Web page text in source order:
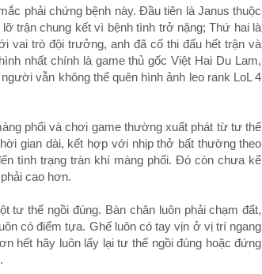
phải chứng bệnh này. Đầu tiên là Janus thuộc
trận chung kết vì bệnh tình trở nặng; Thứ hai là
vai trò đội trưởng, anh đã cố thi đấu hết trận và
nhất chính là game thủ gốc Việt Hai Du Lam,
vẫn không thể quên hình ảnh leo rank LoL 4
phổi và chơi game thường xuất phát từ tư thế
gian dài, kết hợp với nhịp thở bất thường theo
tình trạng tràn khí màng phổi. Đó còn chưa kể
cao hơn.
tư thế ngồi đúng. Bàn chân luôn phải chạm đất,
có điểm tựa. Ghế luôn có tay vịn ở vị trí ngang
hết hãy luôn lấy lại tư thế ngồi đúng hoặc đứng